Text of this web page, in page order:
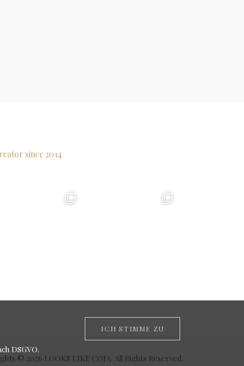
since 2014
© 2026 LOOKS LIKE COJA. All Rights Reserved.
ICH STIMME ZU
DSGVO.